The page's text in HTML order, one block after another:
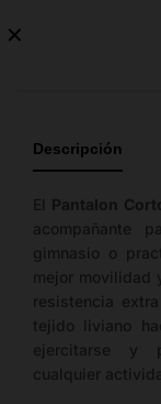
✕
tallas
disponible.
Descripción
El Pantalon
acompañante
gimnasio o
mejor movilidad
resistencia
tejido liviano
ejercitarse y
cualquier